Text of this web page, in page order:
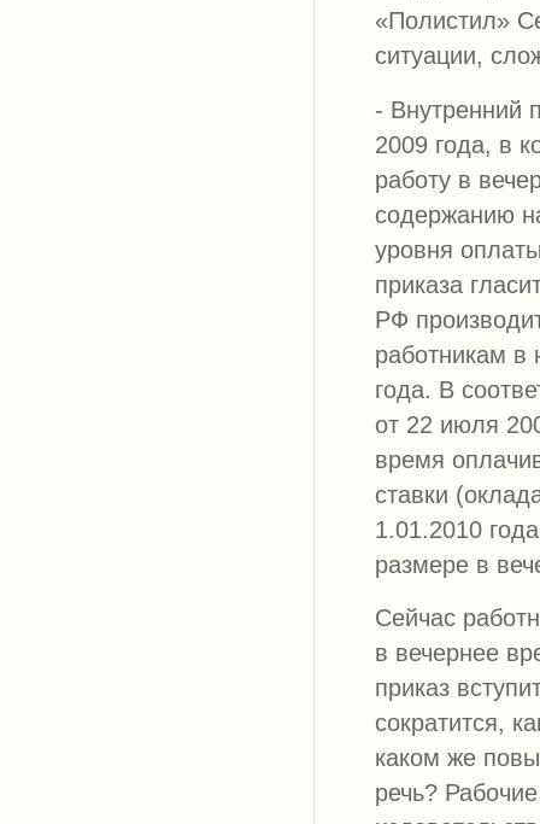
«Полистил»
ситуации,
- Внутренний
2009 года, в
работу в
содержанию
уровня
приказа
РФ
работникам в
года. В
от 22 июля
время
ставки
1.01.2010
размере в
Сейчас
в вечернее
приказ
сократится,
каком же
речь?